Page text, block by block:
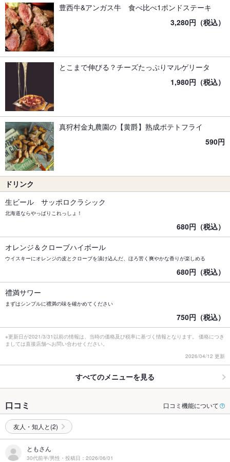
豊西牛&アンガス牛 食べ比べ1ポンドステーキ
3,280円（税込）
とこまで伸びる？チーズたっぷりマルゲリータ
1,980円（税込）
真狩村金丸農園の【黄爵】熟成ポテトフライ
590円
ドリンク
生ビール サッポロクラシック
北海道ならやっぱりこれっしょ！
680円（税込）
オレンジ＆クローブハイボール
ウイスキーにオレンジの皮とクローブを漬け込んだ、ほろ苦く爽やかな香りが楽しめる
680円（税込）
禮満サワー
まずはシンプルに禮満の味を確かめてください
750円（税込）
※更新日が2021/3/31以前の情報は、当時の価格及び税率に基づく情報となります。 価格につき
ましては直接店舗へお問い合わせください。
2026/04/12 更新
すべてのメニューを見る
口コミ 口コミ機能について
友人・知人と(2)
ともさん
30代前半/男性・投稿日：2026/06/01